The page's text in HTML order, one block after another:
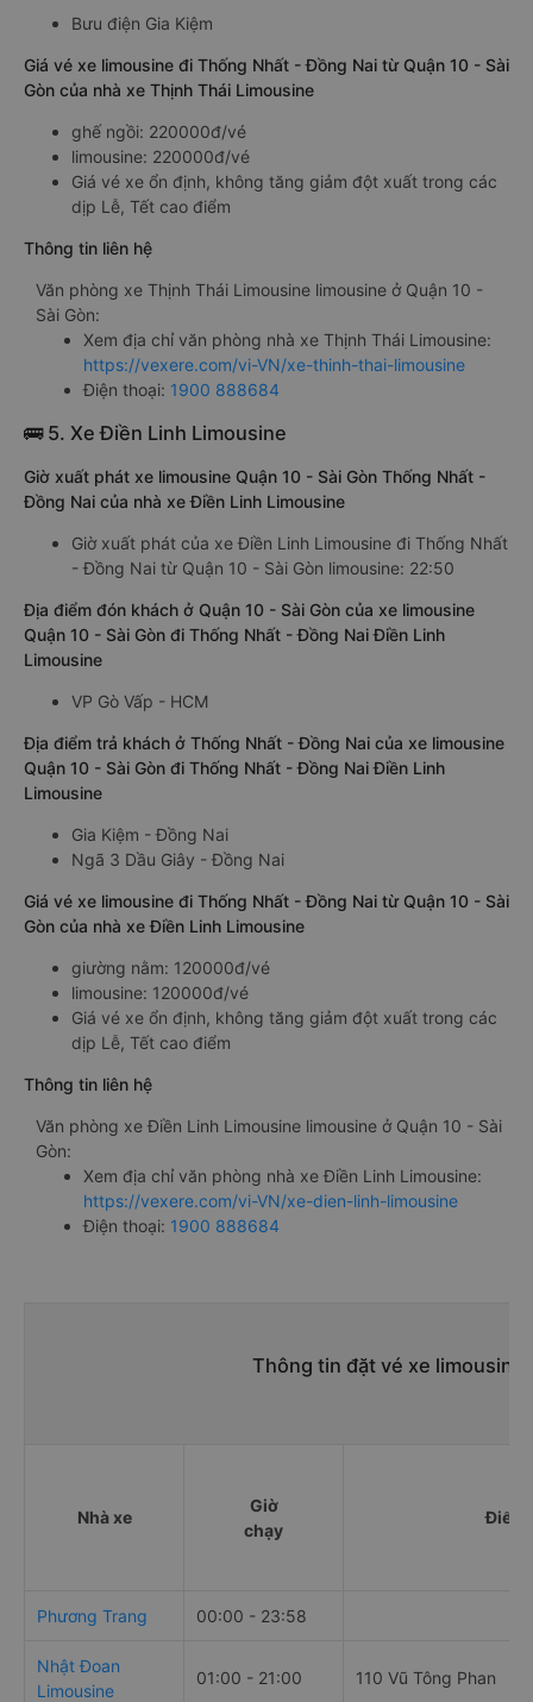
Bưu điện Gia Kiệm
Giá vé xe limousine đi Thống Nhất - Đồng Nai từ Quận 10 - Sài
Gòn của nhà xe Thịnh Thái Limousine
ghế ngồi: 220000đ/vé
limousine: 220000đ/vé
Giá vé xe ổn định, không tăng giảm đột xuất trong các
dịp Lễ, Tết cao điểm
Thông tin liên hệ
Văn phòng xe Thịnh Thái Limousine limousine ở Quận 10 -
Sài Gòn:
Xem địa chỉ văn phòng nhà xe Thịnh Thái Limousine:
https://vexere.com/vi-VN/xe-thinh-thai-limousine
Điện thoại: 1900 888684
🚌 5. Xe Điền Linh Limousine
Giờ xuất phát xe limousine Quận 10 - Sài Gòn Thống Nhất -
Đồng Nai của nhà xe Điền Linh Limousine
Giờ xuất phát của xe Điền Linh Limousine đi Thống Nhất
- Đồng Nai từ Quận 10 - Sài Gòn limousine: 22:50
Địa điểm đón khách ở Quận 10 - Sài Gòn của xe limousine
Quận 10 - Sài Gòn đi Thống Nhất - Đồng Nai Điền Linh
Limousine
VP Gò Vấp - HCM
Địa điểm trả khách ở Thống Nhất - Đồng Nai của xe limousine
Quận 10 - Sài Gòn đi Thống Nhất - Đồng Nai Điền Linh
Limousine
Gia Kiệm - Đồng Nai
Ngã 3 Dầu Giây - Đồng Nai
Giá vé xe limousine đi Thống Nhất - Đồng Nai từ Quận 10 - Sài
Gòn của nhà xe Điền Linh Limousine
giường nằm: 120000đ/vé
limousine: 120000đ/vé
Giá vé xe ổn định, không tăng giảm đột xuất trong các
dịp Lễ, Tết cao điểm
Thông tin liên hệ
Văn phòng xe Điền Linh Limousine limousine ở Quận 10 - Sài
Gòn:
Xem địa chỉ văn phòng nhà xe Điền Linh Limousine:
https://vexere.com/vi-VN/xe-dien-linh-limousine
Điện thoại: 1900 888684
Thông tin đặt vé xe limousine
Nhà xe
Giờ
chạy
Điểm
Phương Trang 00:00 - 23:58
Nhật Đoan
Limousine
01:00 - 21:00 110 Vũ Tông Phan